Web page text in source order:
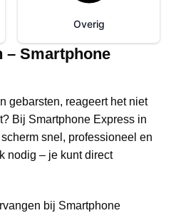
– Smartphone
gebarsten, reageert het niet
Bij Smartphone Express in
snel, professioneel en
nodig – je kunt direct
bij Smartphone